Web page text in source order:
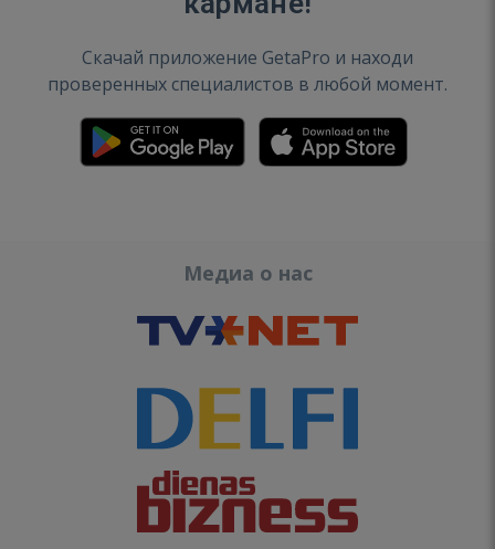
Скачай приложение GetaPro и находи
проверенных специалистов в любой момент.
Медиа о нас